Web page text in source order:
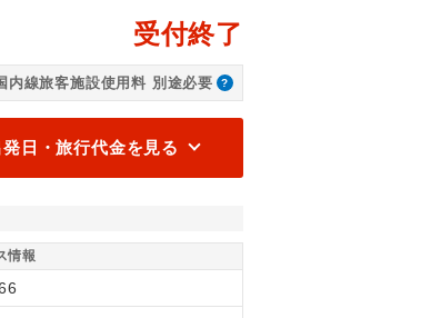
受付終了
内線旅客施設使用料 別途必要
発日・旅行代金を見る
情報